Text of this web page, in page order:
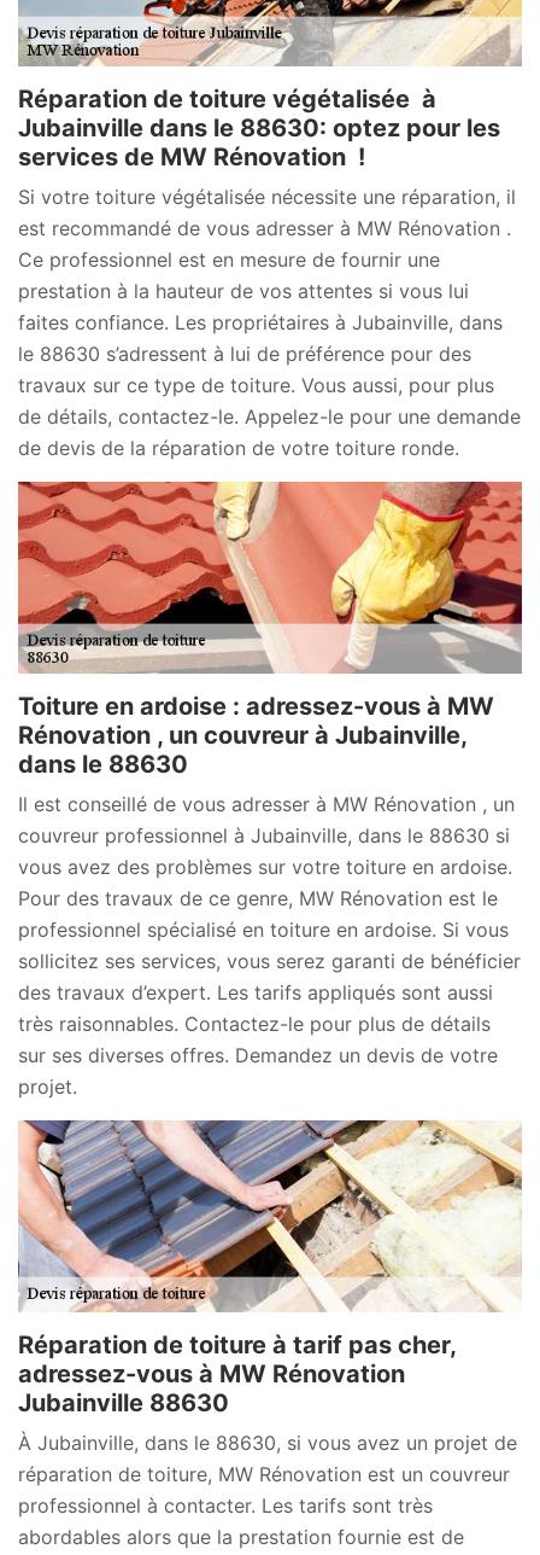
Réparation de toiture végétalisée à
Jubainville dans le 88630: optez pour les
services de MW Rénovation !
Si votre toiture végétalisée nécessite une réparation, il
est recommandé de vous adresser à MW Rénovation .
Ce professionnel est en mesure de fournir une
prestation à la hauteur de vos attentes si vous lui
faites confiance. Les propriétaires à Jubainville, dans
le 88630 s’adressent à lui de préférence pour des
travaux sur ce type de toiture. Vous aussi, pour plus
de détails, contactez-le. Appelez-le pour une demande
de devis de la réparation de votre toiture ronde.
Toiture en ardoise : adressez-vous à MW
Rénovation , un couvreur à Jubainville,
dans le 88630
Il est conseillé de vous adresser à MW Rénovation , un
couvreur professionnel à Jubainville, dans le 88630 si
vous avez des problèmes sur votre toiture en ardoise.
Pour des travaux de ce genre, MW Rénovation est le
professionnel spécialisé en toiture en ardoise. Si vous
sollicitez ses services, vous serez garanti de bénéficier
des travaux d’expert. Les tarifs appliqués sont aussi
très raisonnables. Contactez-le pour plus de détails
sur ses diverses offres. Demandez un devis de votre
projet.
Réparation de toiture à tarif pas cher,
adressez-vous à MW Rénovation
Jubainville 88630
À Jubainville, dans le 88630, si vous avez un projet de
réparation de toiture, MW Rénovation est un couvreur
professionnel à contacter. Les tarifs sont très
abordables alors que la prestation fournie est de